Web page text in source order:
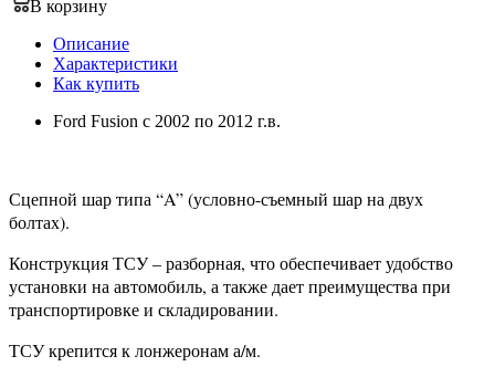
В корзину
Описание
Характеристики
Как купить
Ford Fusion с 2002 по 2012 г.в.
Сцепной шар типа “A” (условно-съемный шар на двух
болтах).
Конструкция ТСУ – разборная, что обеспечивает удобство
установки на автомобиль, а также дает преимущества при
транспортировке и складировании.
ТСУ крепится к лонжеронам а/м.